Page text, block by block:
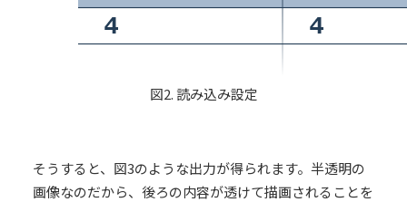
図2. 読み込み設定
そうすると、図3のような出力が得られます。半透明の
画像なのだから、後ろの内容が透けて描画されることを